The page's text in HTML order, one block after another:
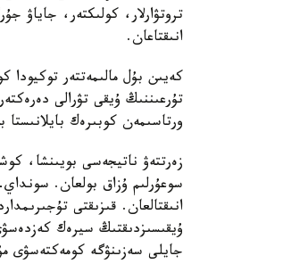
تروتۋارلار، كولىكتەر، جاياۋ
انىقتاعان.
تۇرعىننىڭ ۇيقى تۋرالى
ورتاسىمەن كوبىرەك
زەرتتەۋ ناتيجەسى بويىنشا،
سوعۇرلىم ۇزاق بولعان.
انىقتالعان. قىزىقتى
ۇيقىسىزدىقتىڭ سيرەك
جايلى سەزىنۋگە كومەكتەسۋى